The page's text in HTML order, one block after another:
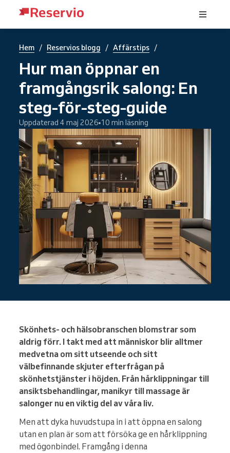
Hem / Reservios blogg / Affärstips /
Hur man öppnar en
framgångsrik salong: En
steg-för-steg-guide
Uppdaterad 4 maj 2026 10 min läsning
Skönhets- och hälsobranschen blomstrar som
aldrig förr. I takt med att människor blir alltmer
medvetna om sitt utseende och sitt
välbefinnande skjuter efterfrågan på
skönhetstjänster i höjden. Från hårklippningar till
ansiktsbehandlingar, manikyr till massage är
salonger nu en viktig del av våra liv.
Men att dyka huvudstupa in i att öppna en salong
utan en plan är som att försöka ge en hårklippning
med ögonbindel. Framgång i denna